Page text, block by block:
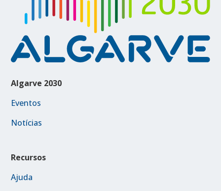
Algarve 2030
Eventos
Notícias
Recursos
Ajuda